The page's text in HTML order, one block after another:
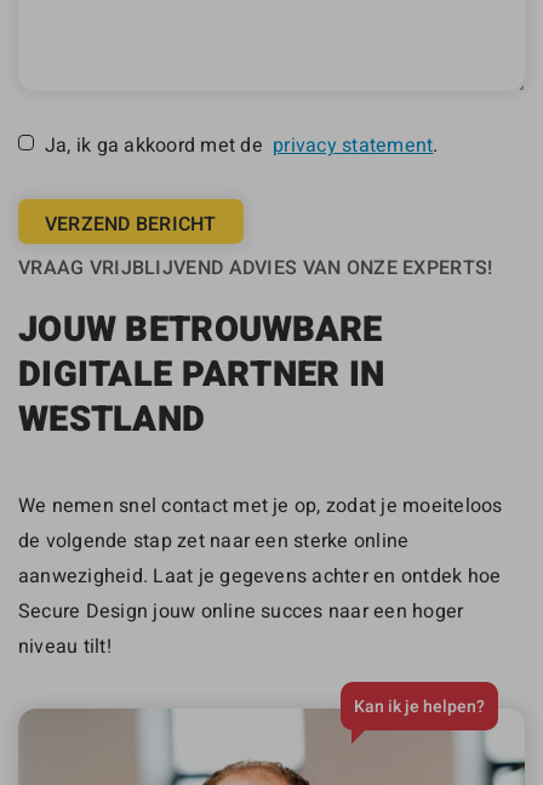
Ja, ik ga akkoord met de privacy statement.
VERZEND BERICHT
VRAAG VRIJBLIJVEND ADVIES VAN ONZE EXPERTS!
JOUW BETROUWBARE
DIGITALE PARTNER IN
WESTLAND
We nemen snel contact met je op, zodat je moeiteloos
de volgende stap zet naar een sterke online
aanwezigheid. Laat je gegevens achter en ontdek hoe
Secure Design jouw online succes naar een hoger
niveau tilt!
Kan ik je helpen?